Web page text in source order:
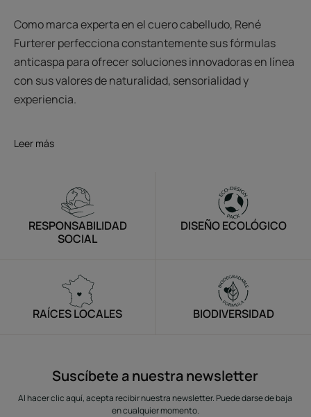
Como marca experta en el cuero cabelludo, René
Furterer perfecciona constantemente sus fórmulas
anticaspa para ofrecer soluciones innovadoras en línea
con sus valores de naturalidad, sensorialidad y
experiencia.
Leer más
RESPONSABILIDAD
SOCIAL
DISEÑO ECOLÓGICO
RAÍCES LOCALES BIODIVERSIDAD
Suscíbete a nuestra newsletter
Al hacer clic aquí, acepta recibir nuestra newsletter. Puede darse de baja
en cualquier momento.